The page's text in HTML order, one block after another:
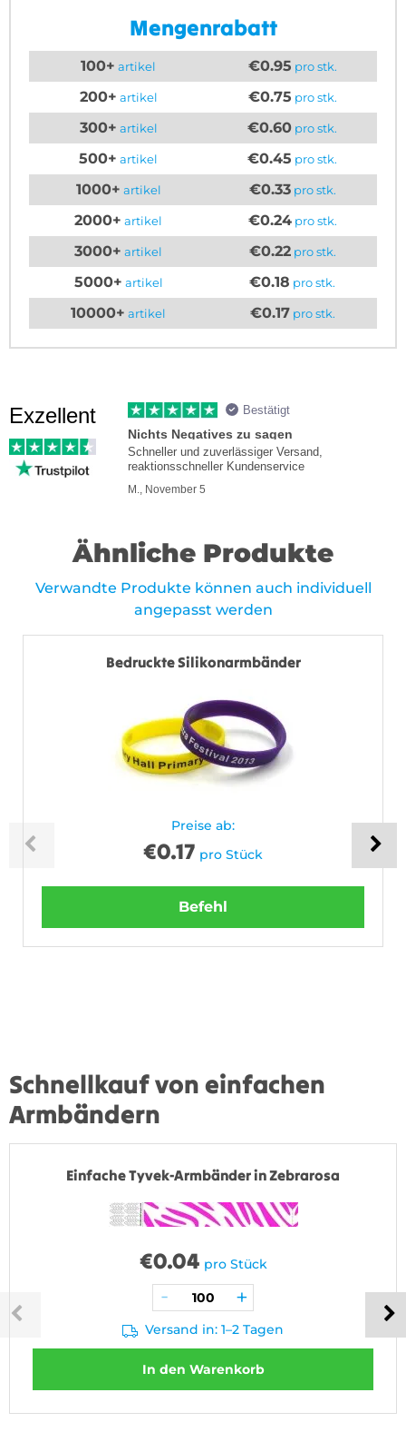
Mengenrabatt
100+ artikel €0.95 pro stk.
200+ artikel €0.75 pro stk.
300+ artikel €0.60 pro stk.
500+ artikel €0.45 pro stk.
1000+ artikel €0.33pro stk.
2000+ artikel €0.24pro stk.
3000+ artikel €0.22pro stk.
5000+ artikel €0.18 pro stk.
10000+ artikel €0.17pro stk.
Exzellent Bestätigt
Nichts Negatives zu sagen
Schneller und zuverlässiger Versand,
reaktionsschneller Kundenservice
M., November 5
Ähnliche Produkte
Verwandte Produkte können auch individuell
angepasst werden
Bedruckte Silikonarmbänder
Preise ab:
€0.17 pro Stück
Befehl
Schnellkauf von einfachen
Armbändern
Einfache Tyvek-Armbänder in Zebrarosa
€0.04 pro Stück
Versand in: 1–2 Tagen
In den Warenkorb